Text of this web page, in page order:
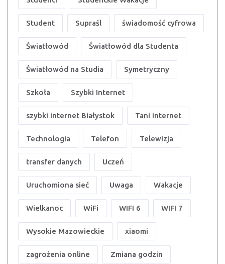
Student Supraśl świadomość cyfrowa
Światłowód Światłowód dla Studenta
Światłowód na Studia Symetryczny
Szkoła Szybki Internet
szybki internet Białystok Tani internet
Technologia Telefon Telewizja
transfer danych Uczeń
Uruchomiona sieć Uwaga Wakacje
Wielkanoc WiFi WIFI 6 WIFI 7
Wysokie Mazowieckie xiaomi
zagrożenia online Zmiana godzin